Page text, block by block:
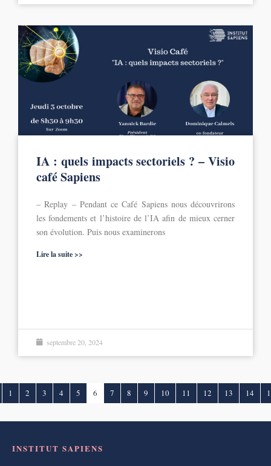
IA : quels impacts sectoriels ? – Visio
café Sapiens
– Replay – Pendant ce Café Sapiens nous découvrirons
les fondements et l’histoire de l’IA afin de mieux cerner
son évolution. Puis nous examinerons
Lire la suite >>
septembre 20, 2024
1 2 3 4 5 6 7 8 9 10 11 12 13 14
INSTITUT SAPIENS